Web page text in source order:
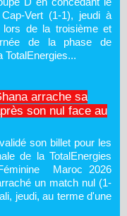
Vert (1-1), jeudi à
lors de la troisième et
de la phase de
TotalEnergies...
arrache sa
son nul face au
son billet pour les
de la TotalEnergies
Maroc 2026
un match nul (1-
jeudi, au terme d'une